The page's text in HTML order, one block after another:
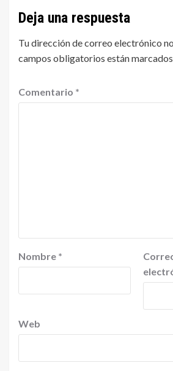
Deja una respuesta
Tu dirección de correo electrónico
campos obligatorios están
Comentario *
Nombre *
Web